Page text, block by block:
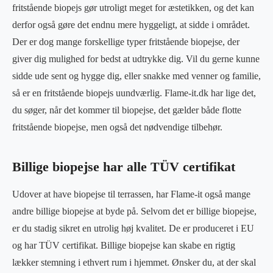
fritstående biopejs gør utroligt meget for æstetikken, og det kan
derfor også gøre det endnu mere hyggeligt, at sidde i området.
Der er dog mange forskellige typer fritstående biopejse, der
giver dig mulighed for bedst at udtrykke dig. Vil du gerne kunne
sidde ude sent og hygge dig, eller snakke med venner og familie,
så er en fritstående biopejs uundværlig. Flame-it.dk har lige det,
du søger, når det kommer til biopejse, det gælder både flotte
fritstående biopejse, men også det nødvendige tilbehør.
Billige biopejse har alle TÜV certifikat
Udover at have biopejse til terrassen, har Flame-it også mange
andre billige biopejse at byde på. Selvom det er billige biopejse,
er du stadig sikret en utrolig høj kvalitet. De er produceret i EU
og har TÜV certifikat. Billige biopejse kan skabe en rigtig
lækker stemning i ethvert rum i hjemmet. Ønsker du, at der skal